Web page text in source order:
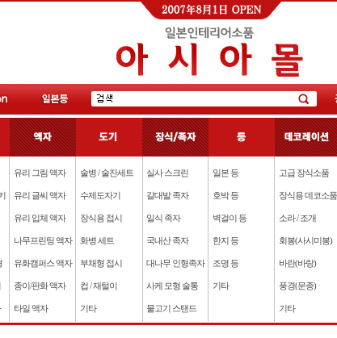
유리 그림 액자
유리 글씨 액자
유리 입체 액자
나무프린팅 액자
유화캠퍼스 액자
종이/판화 액자
타일 액자
술병 / 술잔세트
수제도자기
장식용 접시
화병 세트
부채형 접시
컵 / 재털이
기타
실사 스크린
갈대발 족자
일식 족자
국내산 족자
대나무 인형족자
사케 모형 술통
물고기 스탠드
일본 등
호박 등
벽걸이 등
한지 등
조명 등
기타
고급 장식소품
장식용 데코소품
소라 / 조개
회봉(사시미봉)
바란(바랑)
풍경(문종)
기타